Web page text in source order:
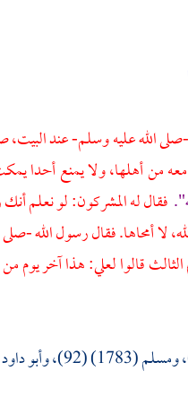
الله عليه وسلم- عند
من أهلها، ولا يمنع أحدا
فقال له المشركون: لو نعلم
لا أمحاها. فقال رسول الله -
قالوالعلي:هذا آخر يوم